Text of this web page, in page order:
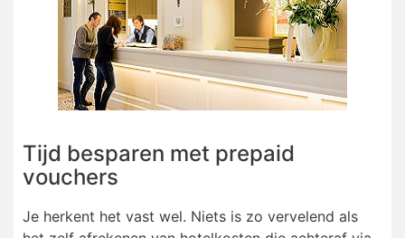
Tijd besparen met prepaid
vouchers
Je herkent het vast wel. Niets is zo vervelend als